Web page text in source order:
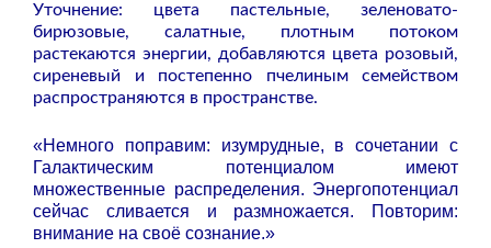
Уточнение: цвета пастельные, зеленовато-
бирюзовые, салатные, плотным потоком
растекаются энергии, добавляются цвета розовый,
сиреневый и постепенно пчелиным семейством
распространяются в пространстве.
«Немного поправим: изумрудные, в сочетании с
Галактическим потенциалом имеют
множественные распределения. Энергопотенциал
сейчас сливается и размножается. Повторим:
внимание на своё сознание.»